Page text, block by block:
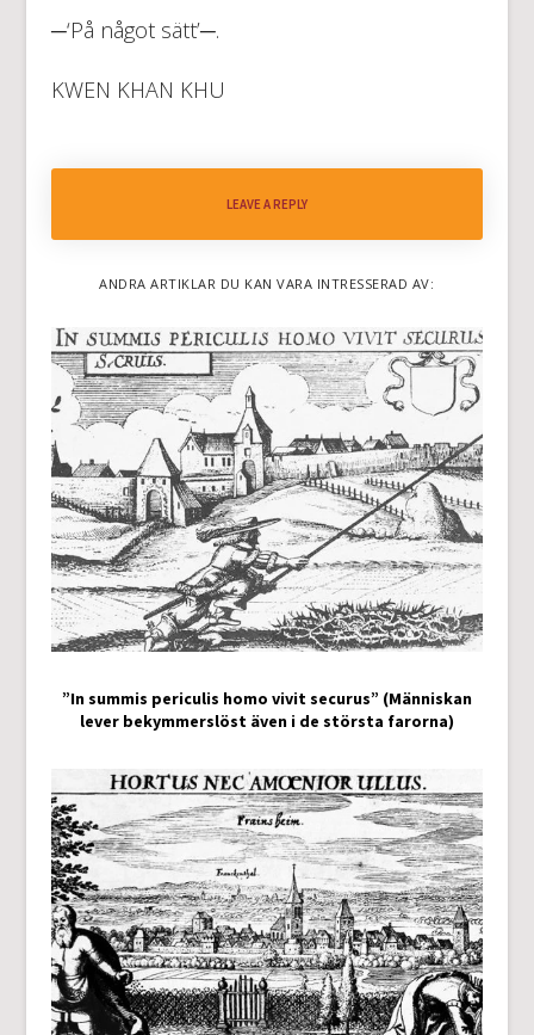
─‘På något sätt’─.
KWEN KHAN KHU
LEAVE A REPLY
ANDRA ARTIKLAR DU KAN VARA INTRESSERAD AV:
”In summis periculis homo vivit securus” (Människan
lever bekymmerslöst även i de största farorna)